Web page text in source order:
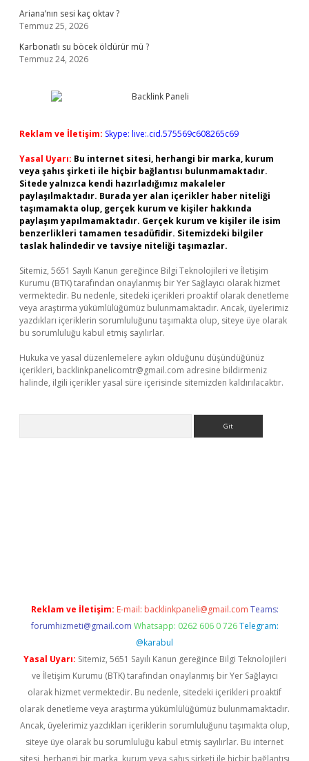
Ariana’nın sesi kaç oktav ?
Temmuz 25, 2026
Karbonatlı su böcek öldürür mü ?
Temmuz 24, 2026
Reklam ve İletişim: Skype: live:.cid.575569c608265c69
Yasal Uyarı: Bu internet sitesi, herhangi bir marka, kurum
veya şahıs şirketi ile hiçbir bağlantısı bulunmamaktadır.
Sitede yalnızca kendi hazırladığımız makaleler
paylaşılmaktadır. Burada yer alan içerikler haber niteliği
taşımamakta olup, gerçek kurum ve kişiler hakkında
paylaşım yapılmamaktadır. Gerçek kurum ve kişiler ile isim
benzerlikleri tamamen tesadüfidir. Sitemizdeki bilgiler
taslak halindedir ve tavsiye niteliği taşımazlar.
Sitemiz, 5651 Sayılı Kanun gereğince Bilgi Teknolojileri ve İletişim
Kurumu (BTK) tarafından onaylanmış bir Yer Sağlayıcı olarak hizmet
vermektedir. Bu nedenle, sitedeki içerikleri proaktif olarak denetleme
veya araştırma yükümlülüğümüz bulunmamaktadır. Ancak, üyelerimiz
yazdıkları içeriklerin sorumluluğunu taşımakta olup, siteye üye olarak
bu sorumluluğu kabul etmiş sayılırlar.
Hukuka ve yasal düzenlemelere aykırı olduğunu düşündüğünüz
içerikleri, backlinkpanelicomtr@gmail.com adresine bildirmeniz
halinde, ilgili içerikler yasal süre içerisinde sitemizden kaldırılacaktır.
Reklam ve İletişim: E-mail: backlinkpaneli@gmail.com Teams:
forumhizmeti@gmail.com Whatsapp: 0262 606 0 726 Telegram:
@karabul
Yasal Uyarı: Sitemiz, 5651 Sayılı Kanun gereğince Bilgi Teknolojileri
ve İletişim Kurumu (BTK) tarafından onaylanmış bir Yer Sağlayıcı
olarak hizmet vermektedir. Bu nedenle, sitedeki içerikleri proaktif
olarak denetleme veya araştırma yükümlülüğümüz bulunmamaktadır.
Ancak, üyelerimiz yazdıkları içeriklerin sorumluluğunu taşımakta olup,
siteye üye olarak bu sorumluluğu kabul etmiş sayılırlar. Bu internet
sitesi, herhangi bir marka, kurum veya şahıs şirketi ile hiçbir bağlantısı